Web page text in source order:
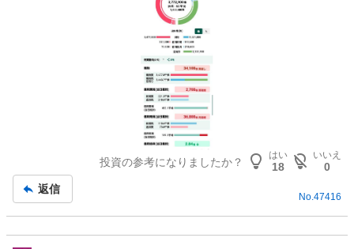
投資の参考になりましたか？
はい
18
いいえ
0
返信
No.47416